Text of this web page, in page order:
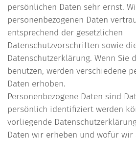
persönlichen Daten sehr ernst.
personenbezogenen Daten
entsprechend der gesetzlichen
Datenschutzvorschriften sowie
Datenschutzerklärung. Wenn Sie
benutzen, werden verschiedene
Daten erhoben.
Personenbezogene Daten sind
persönlich identifiziert werden
vorliegende
Daten wir erheben und wofür wir